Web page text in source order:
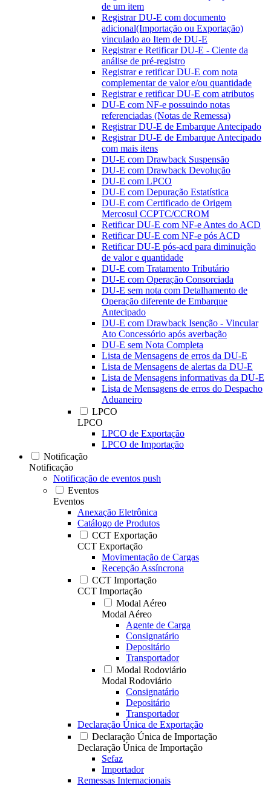
de um item
Registrar DU-E com documento
adicional(Importação ou Exportação)
vinculado ao Item de DU-E
Registrar e Retificar DU-E - Ciente da
análise de pré-registro
Registrar e retificar DU-E com nota
complementar de valor e/ou quantidade
Registrar e retificar DU-E com atributos
DU-E com NF-e possuindo notas
referenciadas (Notas de Remessa)
Registrar DU-E de Embarque Antecipado
Registrar DU-E de Embarque Antecipado
com mais itens
DU-E com Drawback Suspensão
DU-E com Drawback Devolução
DU-E com LPCO
DU-E com Depuração Estatística
DU-E com Certificado de Origem
Mercosul CCPTC/CCROM
Retificar DU-E com NF-e Antes do ACD
Retificar DU-E com NF-e pós ACD
Retificar DU-E pós-acd para diminuição
de valor e quantidade
DU-E com Tratamento Tributário
DU-E com Operação Consorciada
DU-E sem nota com Detalhamento de
Operação diferente de Embarque
Antecipado
DU-E com Drawback Isenção - Vincular
Ato Concessório após averbação
DU-E sem Nota Completa
Lista de Mensagens de erros da DU-E
Lista de Mensagens de alertas da DU-E
Lista de Mensagens informativas da DU-E
Lista de Mensagens de erros do Despacho
Aduaneiro
LPCO
LPCO
LPCO de Exportação
LPCO de Importação
Notificação
Notificação
Notificação de eventos push
Eventos
Eventos
Anexação Eletrônica
Catálogo de Produtos
CCT Exportação
CCT Exportação
Movimentação de Cargas
Recepção Assíncrona
CCT Importação
CCT Importação
Modal Aéreo
Modal Aéreo
Agente de Carga
Consignatário
Depositário
Transportador
Modal Rodoviário
Modal Rodoviário
Consignatário
Depositário
Transportador
Declaração Única de Exportação
Declaração Única de Importação
Declaração Única de Importação
Sefaz
Importador
Remessas Internacionais